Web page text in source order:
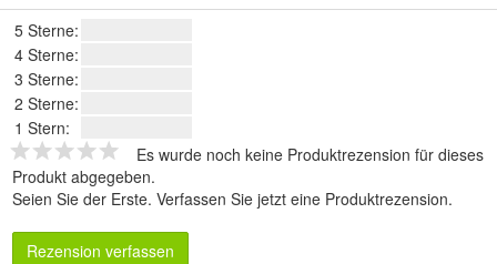
5 Sterne:
4 Sterne:
3 Sterne:
2 Sterne:
1 Stern:
Es wurde noch keine Produktrezension für dieses
Produkt abgegeben.
Seien Sie der Erste. Verfassen Sie jetzt eine Produktrezension.
Rezension verfassen